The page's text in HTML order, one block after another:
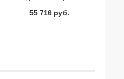
Венге-Трюфель
55 716 руб.